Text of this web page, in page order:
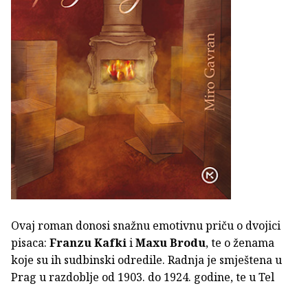
Ovaj roman donosi snažnu emotivnu priču o dvojici
pisaca: Franzu KafkiiMaxu Brodu, te o ženama
koje su ih sudbinski odredile. Radnja je smještena u
Prag u razdoblje od 1903. do 1924. godine, te u Tel